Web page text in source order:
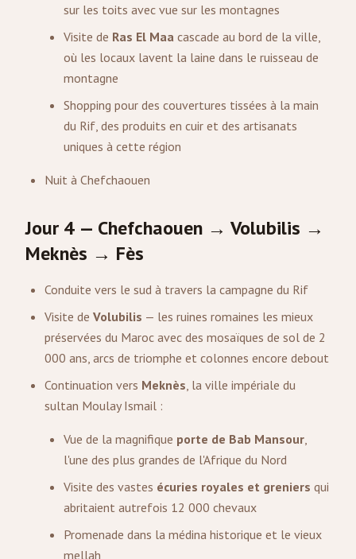
sur les toits avec vue sur les montagnes
Visite de Ras El Maa cascade au bord de la ville,
où les locaux lavent la laine dans le ruisseau de
montagne
Shopping pour des couvertures tissées à la main
du Rif, des produits en cuir et des artisanats
uniques à cette région
Nuit à Chefchaouen
Jour 4 — Chefchaouen → Volubilis →
Meknès → Fès
Conduite vers le sud à travers la campagne du Rif
Visite de Volubilis — les ruines romaines les mieux
préservées du Maroc avec des mosaïques de sol de 2
000 ans, arcs de triomphe et colonnes encore debout
Continuation vers Meknès, la ville impériale du
sultan Moulay Ismail :
Vue de la magnifique porte de Bab Mansour,
l'une des plus grandes de l'Afrique du Nord
Visite des vastes écuries royales et greniers qui
abritaient autrefois 12 000 chevaux
Promenade dans la médina historique et le vieux
mellah